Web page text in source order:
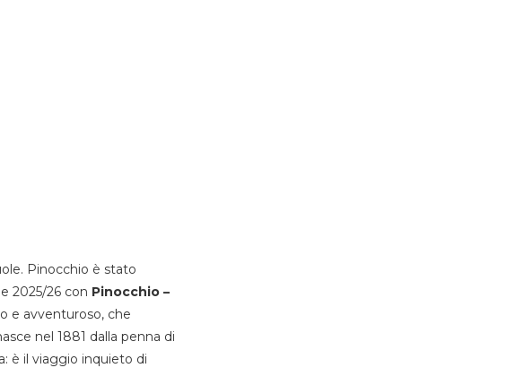
Pinocchio è stato
2025/26 con Pinocchio –
e avventuroso, che
nel 1881 dalla penna di
è il viaggio inquieto di